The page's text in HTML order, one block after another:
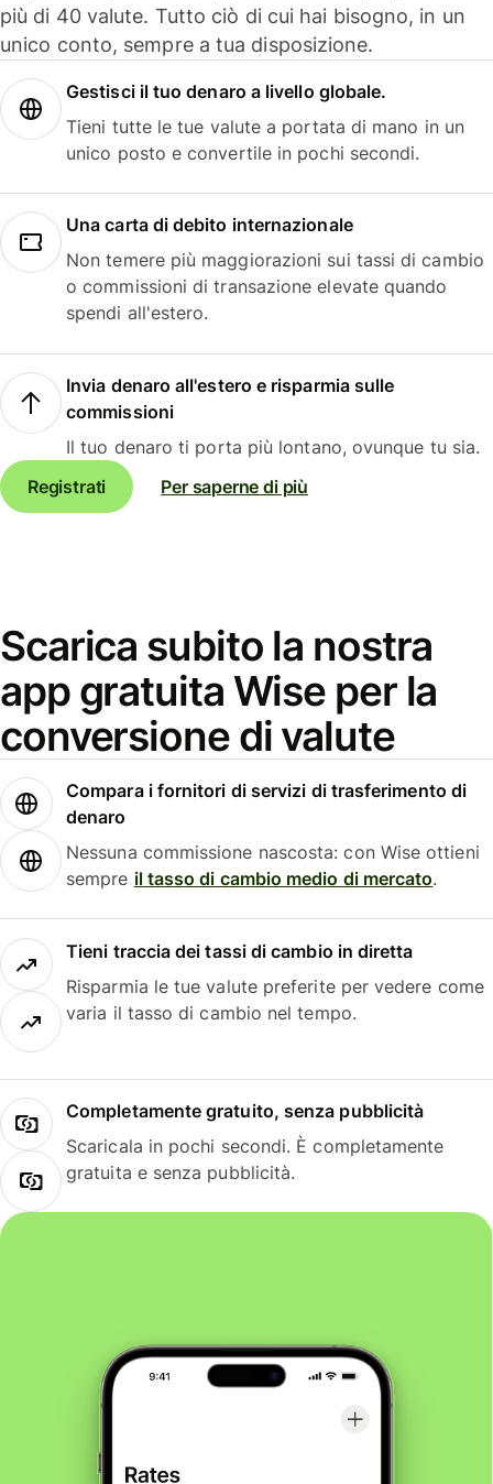
più di 40 valute. Tutto ciò di cui hai bisogno, in un
unico conto, sempre a tua disposizione.
Gestisci il tuo denaro a livello globale.
Tieni tutte le tue valute a portata di mano in un
unico posto e convertile in pochi secondi.
Una carta di debito internazionale
Non temere più maggiorazioni sui tassi di cambio
o commissioni di transazione elevate quando
spendi all'estero.
Invia denaro all'estero e risparmia sulle
commissioni
Il tuo denaro ti porta più lontano, ovunque tu sia.
Registrati
Per saperne di più
Scarica subito la nostra
app gratuita Wise per la
conversione di valute
Compara i fornitori di servizi di trasferimento di
denaro
Nessuna commissione nascosta: con Wise ottieni
sempre il tasso di cambio medio di mercato.
Tieni traccia dei tassi di cambio in diretta
Risparmia le tue valute preferite per vedere come
varia il tasso di cambio nel tempo.
Completamente gratuito, senza pubblicità
Scaricala in pochi secondi. È completamente
gratuita e senza pubblicità.